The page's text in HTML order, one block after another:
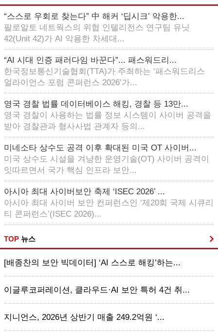
“스스로 우회로 찾는다” 中 해커 ‘딥시크’ 악용한...
팔로알토 네트웍스의 위협 인텔리전스 연구팀 유닛
42(Unit 42)가 AI 악용한 차세대...
“AI 시대 인증 패러다임 바꾼다”... 패스워드리...
한국정보통신기술협회(TTA)가 주최하는 ‘패스워드리스
얼라이언스 포럼 콘퍼런스 2026’가...
영국 경찰 법률 데이터베이스 해킹, 경찰 등 13만...
영국 경찰이 사용하는 법률 정보 시스템이 사이버 공격을
받아 경찰관과 형사사법 관계자 등의...
미네소타 상수도 공격 이후 확대된 미국 OT 사이버...
미국 상수도 시설을 겨냥한 운영기술(OT) 사이버 공격이
잇따르면서 국가 핵심 인프라 보안...
아시아 최대 사이버보안 축제 ‘ISEC 2026’ ...
아시아 최대 사이버 보안 컨퍼런스인 ‘제20회 국제 시큐리
티 콘퍼런스’(ISEC 2026)...
TOP 뉴스
[배종찬의 보안 빅데이터] ‘AI 스스로 해킹’하는...
이글루코퍼레이션, 클라우드·AI 보안 특허 4건 취...
지니언스, 2026년 상반기 매출 249.2억원 ‘...